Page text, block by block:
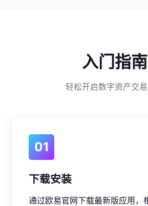
入门指南
轻松开启数字资产交
01
下载安装
通过欧易官网下载最新版应用，